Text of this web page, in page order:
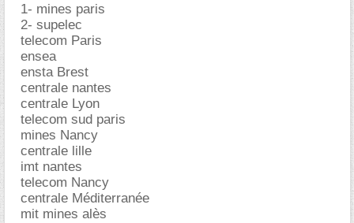
1- mines paris
2- supelec
telecom Paris
ensea
ensta Brest
centrale nantes
centrale Lyon
telecom sud paris
mines Nancy
centrale lille
imt nantes
telecom Nancy
centrale Méditerranée
mit mines alès